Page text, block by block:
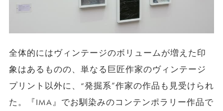
全体的にはヴィンテージのボリュームが増えた印
象はあるものの、単なる巨匠作家のヴィンテージ
プリント以外に、“発掘系”作家の作品も見受けられ
た。『IMA』でお馴染みのコンテンポラリー作品で